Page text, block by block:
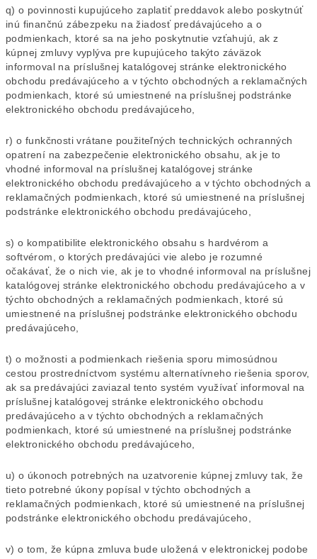
q) o povinnosti kupujúceho zaplatiť preddavok alebo poskytnúť
inú finančnú zábezpeku na žiadosť predávajúceho a o
podmienkach, ktoré sa na jeho poskytnutie vzťahujú, ak z
kúpnej zmluvy vyplýva pre kupujúceho takýto záväzok
informoval na príslušnej katalógovej stránke elektronického
obchodu predávajúceho a v týchto obchodných a reklamačných
podmienkach, ktoré sú umiestnené na príslušnej podstránke
elektronického obchodu predávajúceho,
r) o funkčnosti vrátane použiteľných technických ochranných
opatrení na zabezpečenie elektronického obsahu, ak je to
vhodné informoval na príslušnej katalógovej stránke
elektronického obchodu predávajúceho a v týchto obchodných a
reklamačných podmienkach, ktoré sú umiestnené na príslušnej
podstránke elektronického obchodu predávajúceho,
s) o kompatibilite elektronického obsahu s hardvérom a
softvérom, o ktorých predávajúci vie alebo je rozumné
očakávať, že o nich vie, ak je to vhodné informoval na príslušnej
katalógovej stránke elektronického obchodu predávajúceho a v
týchto obchodných a reklamačných podmienkach, ktoré sú
umiestnené na príslušnej podstránke elektronického obchodu
predávajúceho,
t) o možnosti a podmienkach riešenia sporu mimosúdnou
cestou prostredníctvom systému alternatívneho riešenia sporov,
ak sa predávajúci zaviazal tento systém využívať informoval na
príslušnej katalógovej stránke elektronického obchodu
predávajúceho a v týchto obchodných a reklamačných
podmienkach, ktoré sú umiestnené na príslušnej podstránke
elektronického obchodu predávajúceho,
u) o úkonoch potrebných na uzatvorenie kúpnej zmluvy tak, že
tieto potrebné úkony popísal v týchto obchodných a
reklamačných podmienkach, ktoré sú umiestnené na príslušnej
podstránke elektronického obchodu predávajúceho,
v) o tom, že kúpna zmluva bude uložená v elektronickej podobe